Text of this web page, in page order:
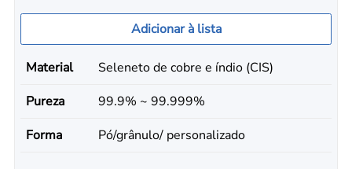
Adicionar à lista
Material
Seleneto de cobre e índio (CIS)
Pureza
99.9% ~ 99.999%
Forma
Pó/grânulo/ personalizado